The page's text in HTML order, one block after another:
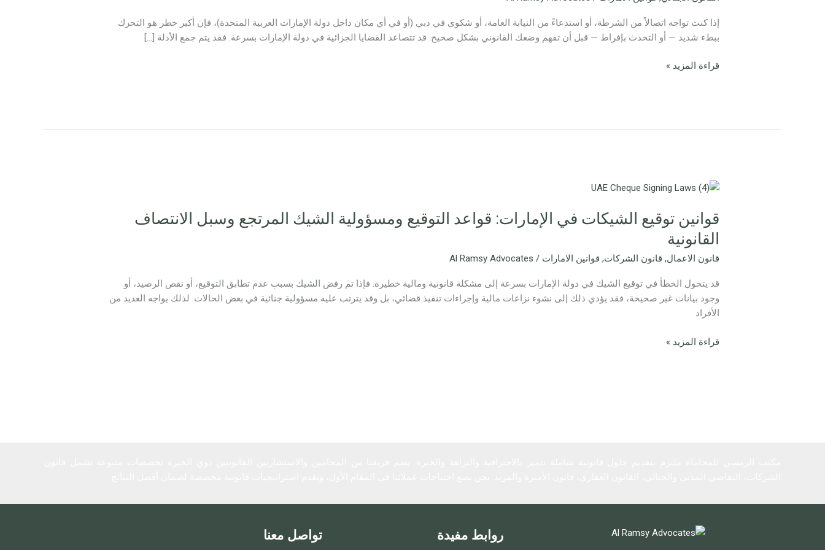
إذا كنت تواجه اتصالاً من الشرطة، أو استدعاءً من النيابة العامة، أو شكوى في دبي (أو في أي مكان داخل دولة الإمارات العربية المتحدة)، فإن أكبر خطر هو التحرك
ببطء شديد — أو التحدث بإفراط — قبل أن تفهم وضعك القانوني بشكل صحيح. قد تتصاعد القضايا الجزائية في دولة الإمارات بسرعة. فقد يتم جمع الأدلة […]
الإمارات
العربية
المتحدة
قراءة المزيد »
قوانين توقيع الشيكات في الإمارات: قواعد التوقيع ومسؤولية الشيك المرتجع وسبل الانتصاف
القانونية
قانون الاعمال, قانون الشركات, قوانين الامارات /
Al Ramsy Advocates
قد يتحول الخطأ في توقيع الشيك في دولة الإمارات بسرعة إلى مشكلة قانونية ومالية خطيرة. فإذا تم رفض الشيك بسبب عدم تطابق التوقيع، أو نقص الرصيد، أو
وجود بيانات غير صحيحة، فقد يؤدي ذلك إلى نشوء نزاعات مالية وإجراءات تنفيذ قضائي، بل وقد يترتب عليه مسؤولية جنائية في بعض الحالات. لذلك يواجه العديد من
الأفراد
قوانين
الشيكات
في
الإمارات:
قواعد
ومسؤولية
الشيك
المرتجع
الانتصاف
قراءة المزيد »
روابط مفيدة تواصل معنا